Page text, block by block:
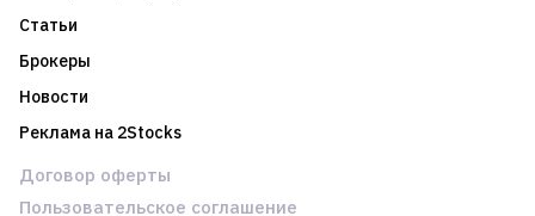
Статьи
Брокеры
Новости
Реклама на 2Stocks
Договор оферты
Пользовательское соглашение